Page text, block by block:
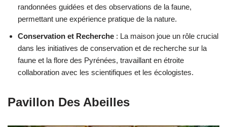
randonnées guidées et des observations de la faune,
permettant une expérience pratique de la nature.
Conservation et Recherche : La maison joue un rôle crucial
dans les initiatives de conservation et de recherche sur la
faune et la flore des Pyrénées, travaillant en étroite
collaboration avec les scientifiques et les écologistes.
Pavillon Des Abeilles